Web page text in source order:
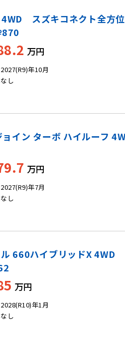
スズキコネクト全方位
万円
2027(R9)年10月
なし
イン ターボ ハイルーフ
万円
2027(R9)年7月
なし
660ハイブリッドX 4WD
万円
2028(R10)年1月
なし